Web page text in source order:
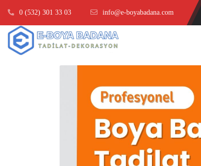
0 (532) 301 33 03 info@e-boyabadana.com